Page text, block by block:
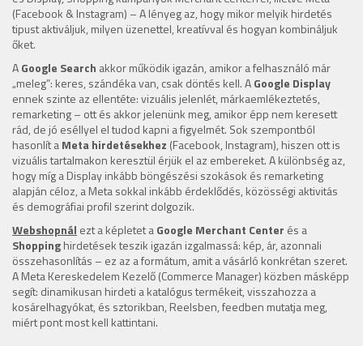
(Facebook & Instagram) – A lényeg az, hogy mikor melyik hirdetés
tipust aktiváljuk, milyen üzenettel, kreatívval és hogyan kombináljuk
őket.
AGoogle Search akkor működik igazán, amikor a felhasználó már
„meleg”: keres, szándéka van, csak döntés kell. AGoogle Display
ennek szinte az ellentéte: vizuális jelenlét, márkaemlékeztetés,
remarketing – ott és akkor jelenünk meg, amikor épp nem keresett
rád, de jó eséllyel el tudod kapni a figyelmét. Sok szempontból
hasonlít aMeta hirdetésekhez (Facebook, Instagram), hiszen ott is
vizuális tartalmakon keresztül érjük el az embereket. A különbség az,
hogy míg a Display inkább böngészési szokások és remarketing
alapján céloz, a Meta sokkal inkább érdeklődés, közösségi aktivitás
és demográfiai profil szerint dolgozik.
Webshopnál ezt a képletet aGoogle Merchant Center és a
Shoppinghirdetések teszik igazán izgalmassá: kép, ár, azonnali
összehasonlítás – ez az a formátum, amit a vásárló konkrétan szeret.
A Meta Kereskedelem Kezelő (Commerce Manager) közben másképp
segít: dinamikusan hirdeti a katalógus termékeit, visszahozza a
kosárelhagyókat, és sztorikban, Reelsben, feedben mutatja meg,
miért pont most kell kattintani.